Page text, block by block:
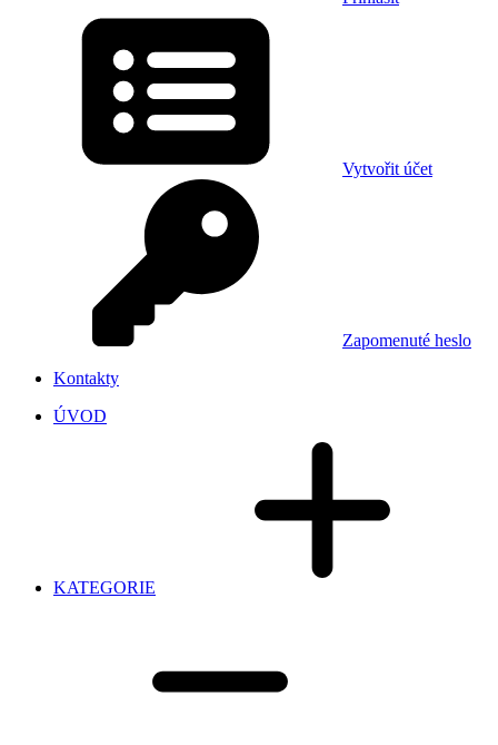
Vytvořit účet
Zapomenuté heslo
Kontakty
ÚVOD
KATEGORIE